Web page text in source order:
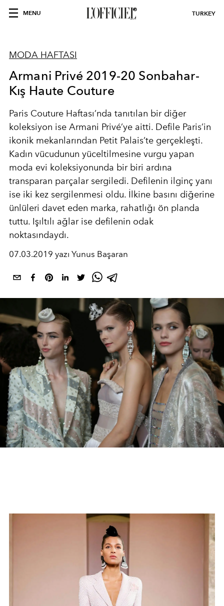
MENU TURKEY
MODA HAFTASI
Armani Privé 2019-20 Sonbahar-
Kış Haute Couture
Paris Couture Haftası’nda tanıtılan bir diğer
koleksiyon ise Armani Privé’ye aitti. Defile Paris’in
ikonik mekanlarından Petit Palais’te gerçekleşti.
Kadın vücudunun yüceltilmesine vurgu yapan
moda evi koleksiyonunda bir biri ardına
transparan parçalar sergiledi. Defilenin ilginç yanı
ise iki kez sergilenmesi oldu. İlkine basını diğerine
ünlüleri davet eden marka, rahatlığı ön planda
tuttu. Işıltılı ağlar ise defilenin odak
noktasındaydı.
07.03.2019 yazı Yunus Başaran